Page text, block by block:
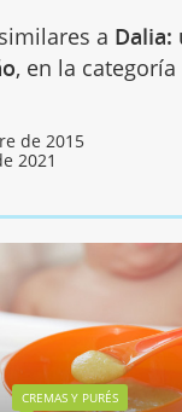
a Dalia:
, en la categoría
de 2015
2021
CREMAS Y PURÉS